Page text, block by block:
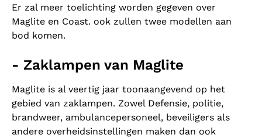
Er zal meer toelichting worden gegeven over
Maglite en Coast. ook zullen twee modellen aan
bod komen.
- Zaklampen van Maglite
Maglite is al veertig jaar toonaangevend op het
gebied van zaklampen. Zowel Defensie, politie,
brandweer, ambulancepersoneel, beveiligers als
andere overheidsinstellingen maken dan ook